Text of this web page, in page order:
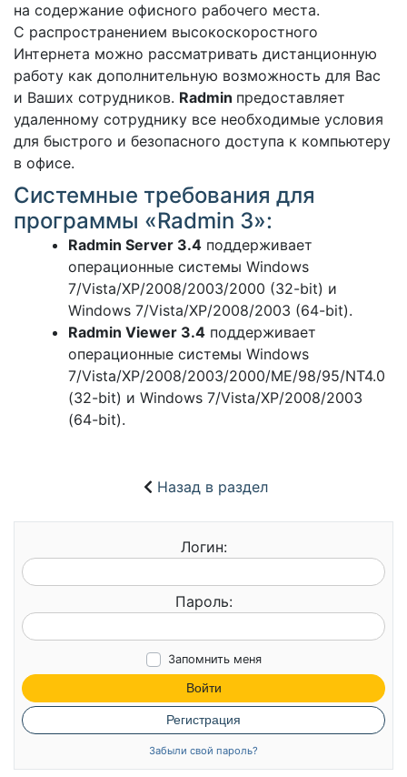
на содержание офисного рабочего места.
С распространением высокоскоростного
Интернета можно рассматривать дистанционную
работу как дополнительную возможность для Вас
и Ваших сотрудников. Radmin предоставляет
удаленному сотруднику все необходимые условия
для быстрого и безопасного доступа к компьютеру
в офисе.
Системные требования для
программы «Radmin 3»:
Radmin Server 3.4 поддерживает
операционные системы Windows
7/Vista/XP/2008/2003/2000 (32-bit) и
Windows 7/Vista/XP/2008/2003 (64-bit).
Radmin Viewer 3.4 поддерживает
операционные системы Windows
7/Vista/XP/2008/2003/2000/ME/98/95/NT4.0
(32-bit) и Windows 7/Vista/XP/2008/2003
(64-bit).
Назад в раздел
Логин:
Пароль:
Запомнить меня
Войти
Регистрация
Забыли свой пароль?